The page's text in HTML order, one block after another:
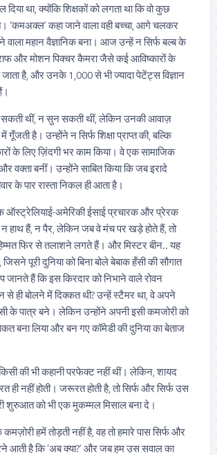
था, क्योंकि शिक्षकों को लगता था कि वो कुछ
‘कमअक्ल’ कहा जाने वाला वही बच्चा, आगे चलकर
महान वैज्ञानिक बना। आज उन्हें न सिर्फ बल्ब के
और मोशन पिक्चर कैमरा जैसे कई आविष्कारों के
जाता है, और उनके 1,000 से भी ज्यादा पेटेंट्स विज्ञान
थीं, न सुन सकती थीं, लेकिन उनकी आवाज़
गूँजती है। उन्होंने न सिर्फ शिक्षा प्राप्त की, बल्कि
के लिए ज़िंदगी भर काम किया। वे एक सामाजिक
वक्ता बनीं। उन्होंने साबित किया कि जब इरादे
के पार रास्ता निकल ही आता है।
ऑस्ट्रेलियाई-अमेरिकी ईसाई प्रचारक और प्रेरक
हाथ हैं, न पैर, लेकिन जब वे मंच पर खड़े होते हैं, तो
फिर से तलाशने लगते हैं। और मिस्टर बीन.. यह
पूरी दुनिया को बिना बोले बेबाक हँसी की सौगात
हैं कि इस किरदार को निभाने वाले रोवन
ही बोलने में दिक्कत थी? उन्हें स्टैमर था, वे अपने
के पात्र बने। लेकिन उन्होंने अपनी इसी कमजोरी को
बना लिया और बन गए कॉमेडी की दुनिया का बेताज
की भी कहानी परफेक्ट नहीं थीं। लेकिन, शायद
नहीं होती। जरूरत होती है, तो सिर्फ और सिर्फ उस
शुरुआत को भी एक मुकम्मल मिसाल बना दे।
हमें तोड़ती नहीं है, वह तो हमारे पास सिर्फ और
आती है कि ‘अब क्या?’ और जब हम उस सवाल का